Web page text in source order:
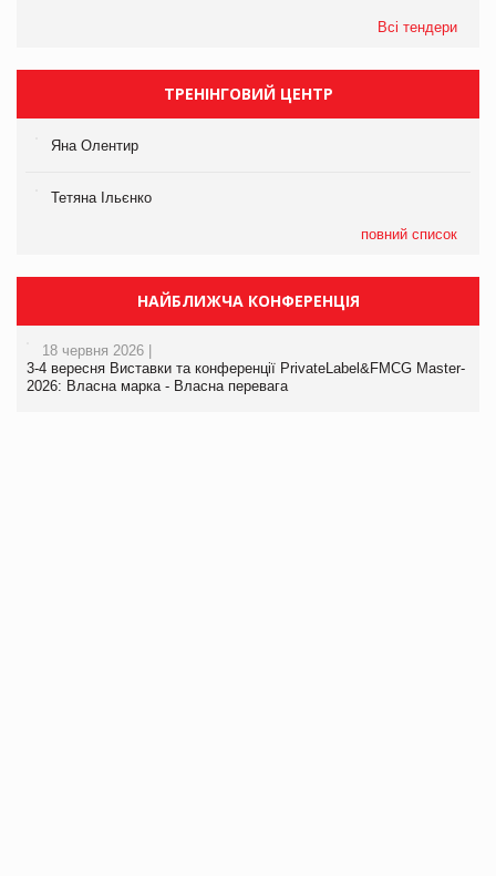
Всі тендери
ТРЕНІНГОВИЙ ЦЕНТР
Яна Олентир
Тетяна Ільєнко
повний список
НАЙБЛИЖЧА КОНФЕРЕНЦІЯ
18 червня 2026 |
3-4 вересня Виставки та конференції PrivateLabel&FMCG Master-
2026: Власна марка - Власна перевага